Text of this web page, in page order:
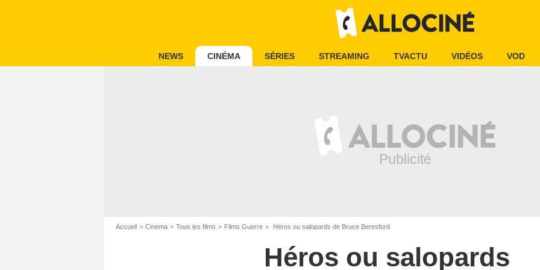
NEWS CINÉMA SÉRIES STREAMING TVACTU VIDÉOS VOD
Accueil Cinéma Tous les films Films Guerre Héros ou salopards de Bruce Beresford
Héros ou salopards